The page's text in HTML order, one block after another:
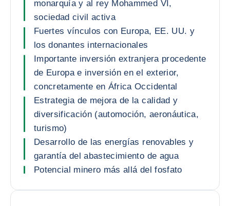
monarquía y al rey Mohammed VI,
sociedad civil activa
Fuertes vínculos con Europa, EE. UU. y
los donantes internacionales
Importante inversión extranjera procedente
de Europa e inversión en el exterior,
concretamente en África Occidental
Estrategia de mejora de la calidad y
diversificación (automoción, aeronáutica,
turismo)
Desarrollo de las energías renovables y
garantía del abastecimiento de agua
Potencial minero más allá del fosfato